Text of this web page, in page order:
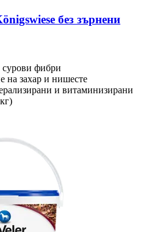
без зърнени
фибри
на захар и нишесте
и витаминизирани